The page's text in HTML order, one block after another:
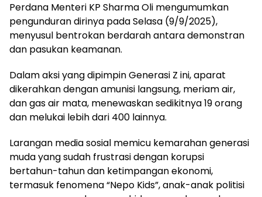
Perdana Menteri KP Sharma Oli mengumumkan
pengunduran dirinya pada Selasa (9/9/2025),
menyusul bentrokan berdarah antara demonstran
dan pasukan keamanan.
Dalam aksi yang dipimpin Generasi Z ini, aparat
dikerahkan dengan amunisi langsung, meriam air,
dan gas air mata, menewaskan sedikitnya 19 orang
dan melukai lebih dari 400 lainnya.
Larangan media sosial memicu kemarahan generasi
muda yang sudah frustrasi dengan korupsi
bertahun-tahun dan ketimpangan ekonomi,
termasuk fenomena “Nepo Kids”, anak-anak politisi